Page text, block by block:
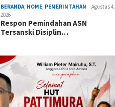
BERANDA, HOME, PEMERINTAHAN
Agustus 4,
2026
Respon Pemindahan ASN
Tersanski Disiplin…